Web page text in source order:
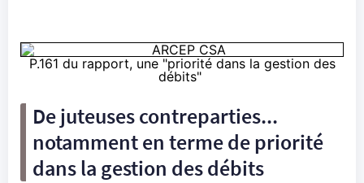
P.161 du rapport, une "priorité dans la gestion des
débits"
De juteuses contreparties...
notamment en terme de priorité
dans la gestion des débits